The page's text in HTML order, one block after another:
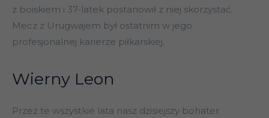
z boiskiem i 37-latek postanowił z niej skorzystać.
Mecz z Urugwajem był ostatnim w jego
profesjonalnej karierze piłkarskiej.
Wierny Leon
Przez te wszystkie lata nasz dzisiejszy bohater